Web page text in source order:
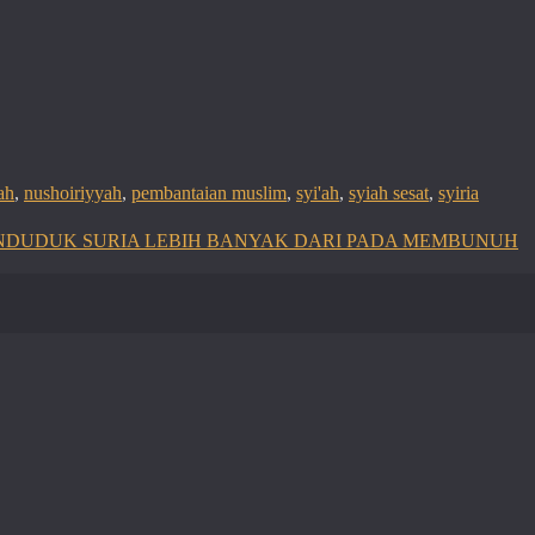
, nushoiriyyah, pembantaian muslim, syi'ah, syiah sesat, syiria
SURIA LEBIH BANYAK DARI PADA MEMBUNUH